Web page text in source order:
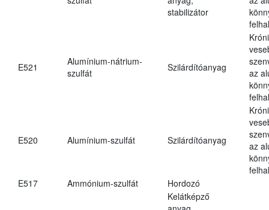
stabilizátor
E521
Alumínium-nátrium-
szulfát
Szilárdítóanyag
az
E520 Alumínium-szulfát Szilárdítóanyag
az
E517
Ammónium-szulfát Hordozó
Kelátképző